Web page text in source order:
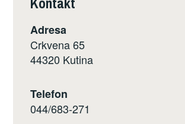
Adresa
Crkvena 65
44320 Kutina
Telefon
044/683-271